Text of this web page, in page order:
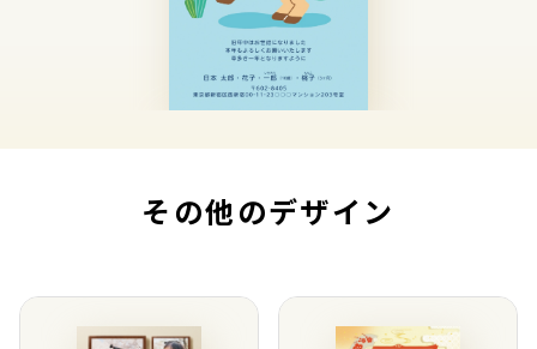
その他のデザイン